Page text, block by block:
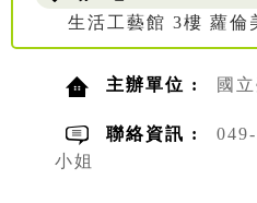
生活工藝館 3樓 蘿倫
主辦單位 : 國
聯絡資訊 :
小姐